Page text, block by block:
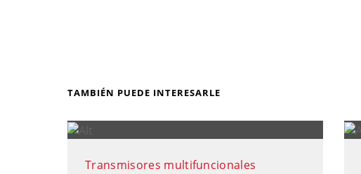
TAMBIÉN PUEDE INTERESARLE
Transmisores multifuncionales